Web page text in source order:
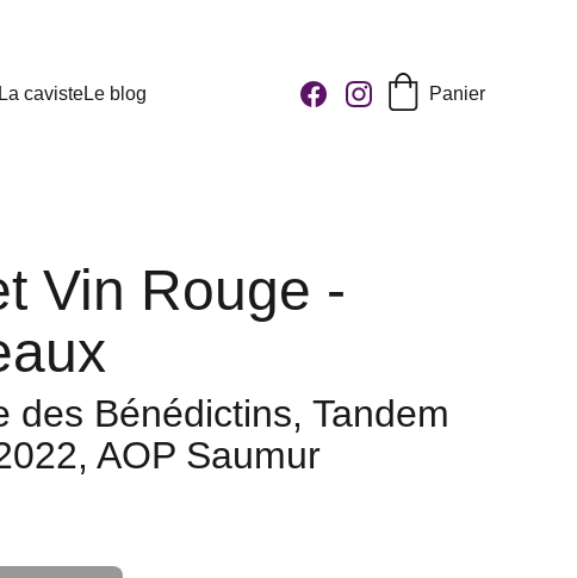
La cavisteLe blog Panier
Vin Rouge -
des Bénédictins, Tandem
AOP Saumur